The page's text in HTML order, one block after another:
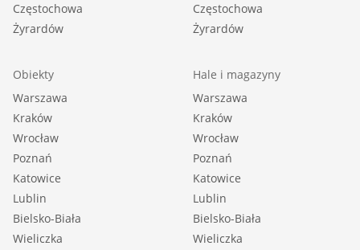
Częstochowa
Żyrardów
Częstochowa
Żyrardów
Obiekty
Warszawa
Kraków
Wrocław
Poznań
Katowice
Lublin
Bielsko-Biała
Wieliczka
Hale i magazyny
Warszawa
Kraków
Wrocław
Poznań
Katowice
Lublin
Bielsko-Biała
Wieliczka